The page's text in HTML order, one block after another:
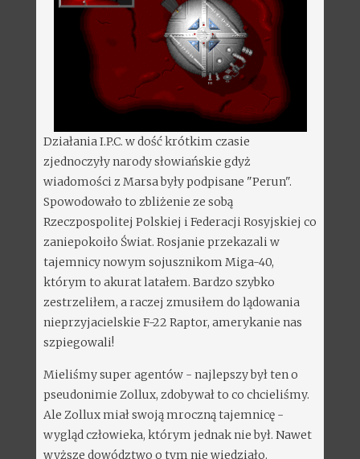
Działania I.P.C. w dość krótkim czasie
zjednoczyły narody słowiańskie gdyż
wiadomości z Marsa były podpisane "Perun".
Spowodowało to zbliżenie ze sobą
Rzeczpospolitej Polskiej i Federacji Rosyjskiej co
zaniepokoiło Świat. Rosjanie przekazali w
tajemnicy nowym sojusznikom Miga-40,
którym to akurat latałem. Bardzo szybko
zestrzeliłem, a raczej zmusiłem do lądowania
nieprzyjacielskie F-22 Raptor, amerykanie nas
szpiegowali!
Mieliśmy super agentów - najlepszy był ten o
pseudonimie Zollux, zdobywał to co chcieliśmy.
Ale Zollux miał swoją mroczną tajemnicę -
wygląd człowieka, którym jednak nie był. Nawet
wyższe dowództwo o tym nie wiedziało.